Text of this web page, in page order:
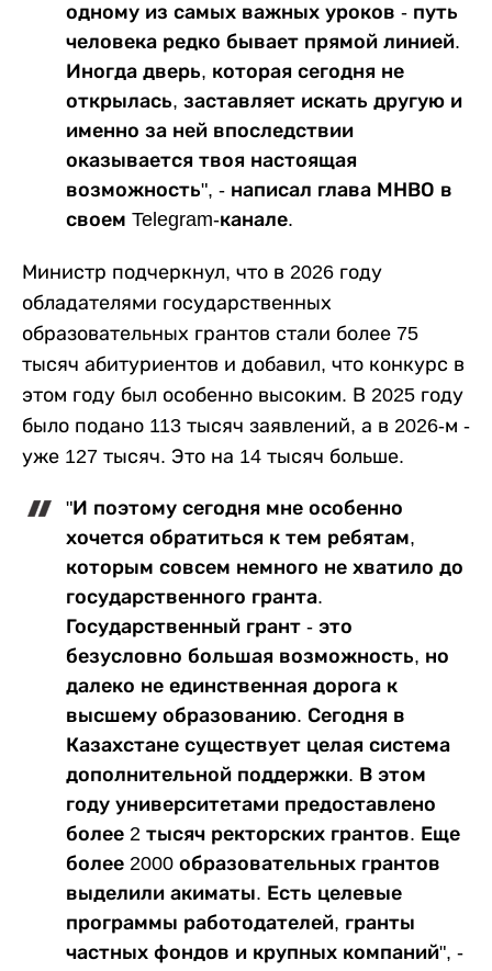
одному из самых важных уроков - путь
человека редко бывает прямой линией.
Иногда дверь, которая сегодня не
открылась, заставляет искать другую и
именно за ней впоследствии
оказывается твоя настоящая
возможность", - написал глава МНВО в
своем Telegram-канале.
Министр подчеркнул, что в 2026 году
обладателями государственных
образовательных грантов стали более 75
тысяч абитуриентов и добавил, что конкурс в
этом году был особенно высоким. В 2025 году
было подано 113 тысяч заявлений, а в 2026-м -
уже 127 тысяч. Это на 14 тысяч больше.
"И поэтому сегодня мне особенно
хочется обратиться к тем ребятам,
которым совсем немного не хватило до
государственного гранта.
Государственный грант - это
безусловно большая возможность, но
далеко не единственная дорога к
высшему образованию. Сегодня в
Казахстане существует целая система
дополнительной поддержки. В этом
году университетами предоставлено
более 2 тысяч ректорских грантов. Еще
более 2000 образовательных грантов
выделили акиматы. Есть целевые
программы работодателей, гранты
частных фондов и крупных компаний", -